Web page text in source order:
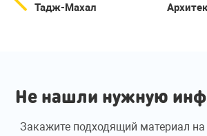
Тадж-Махал
Не нашли нужную
Закажите подходящий материал